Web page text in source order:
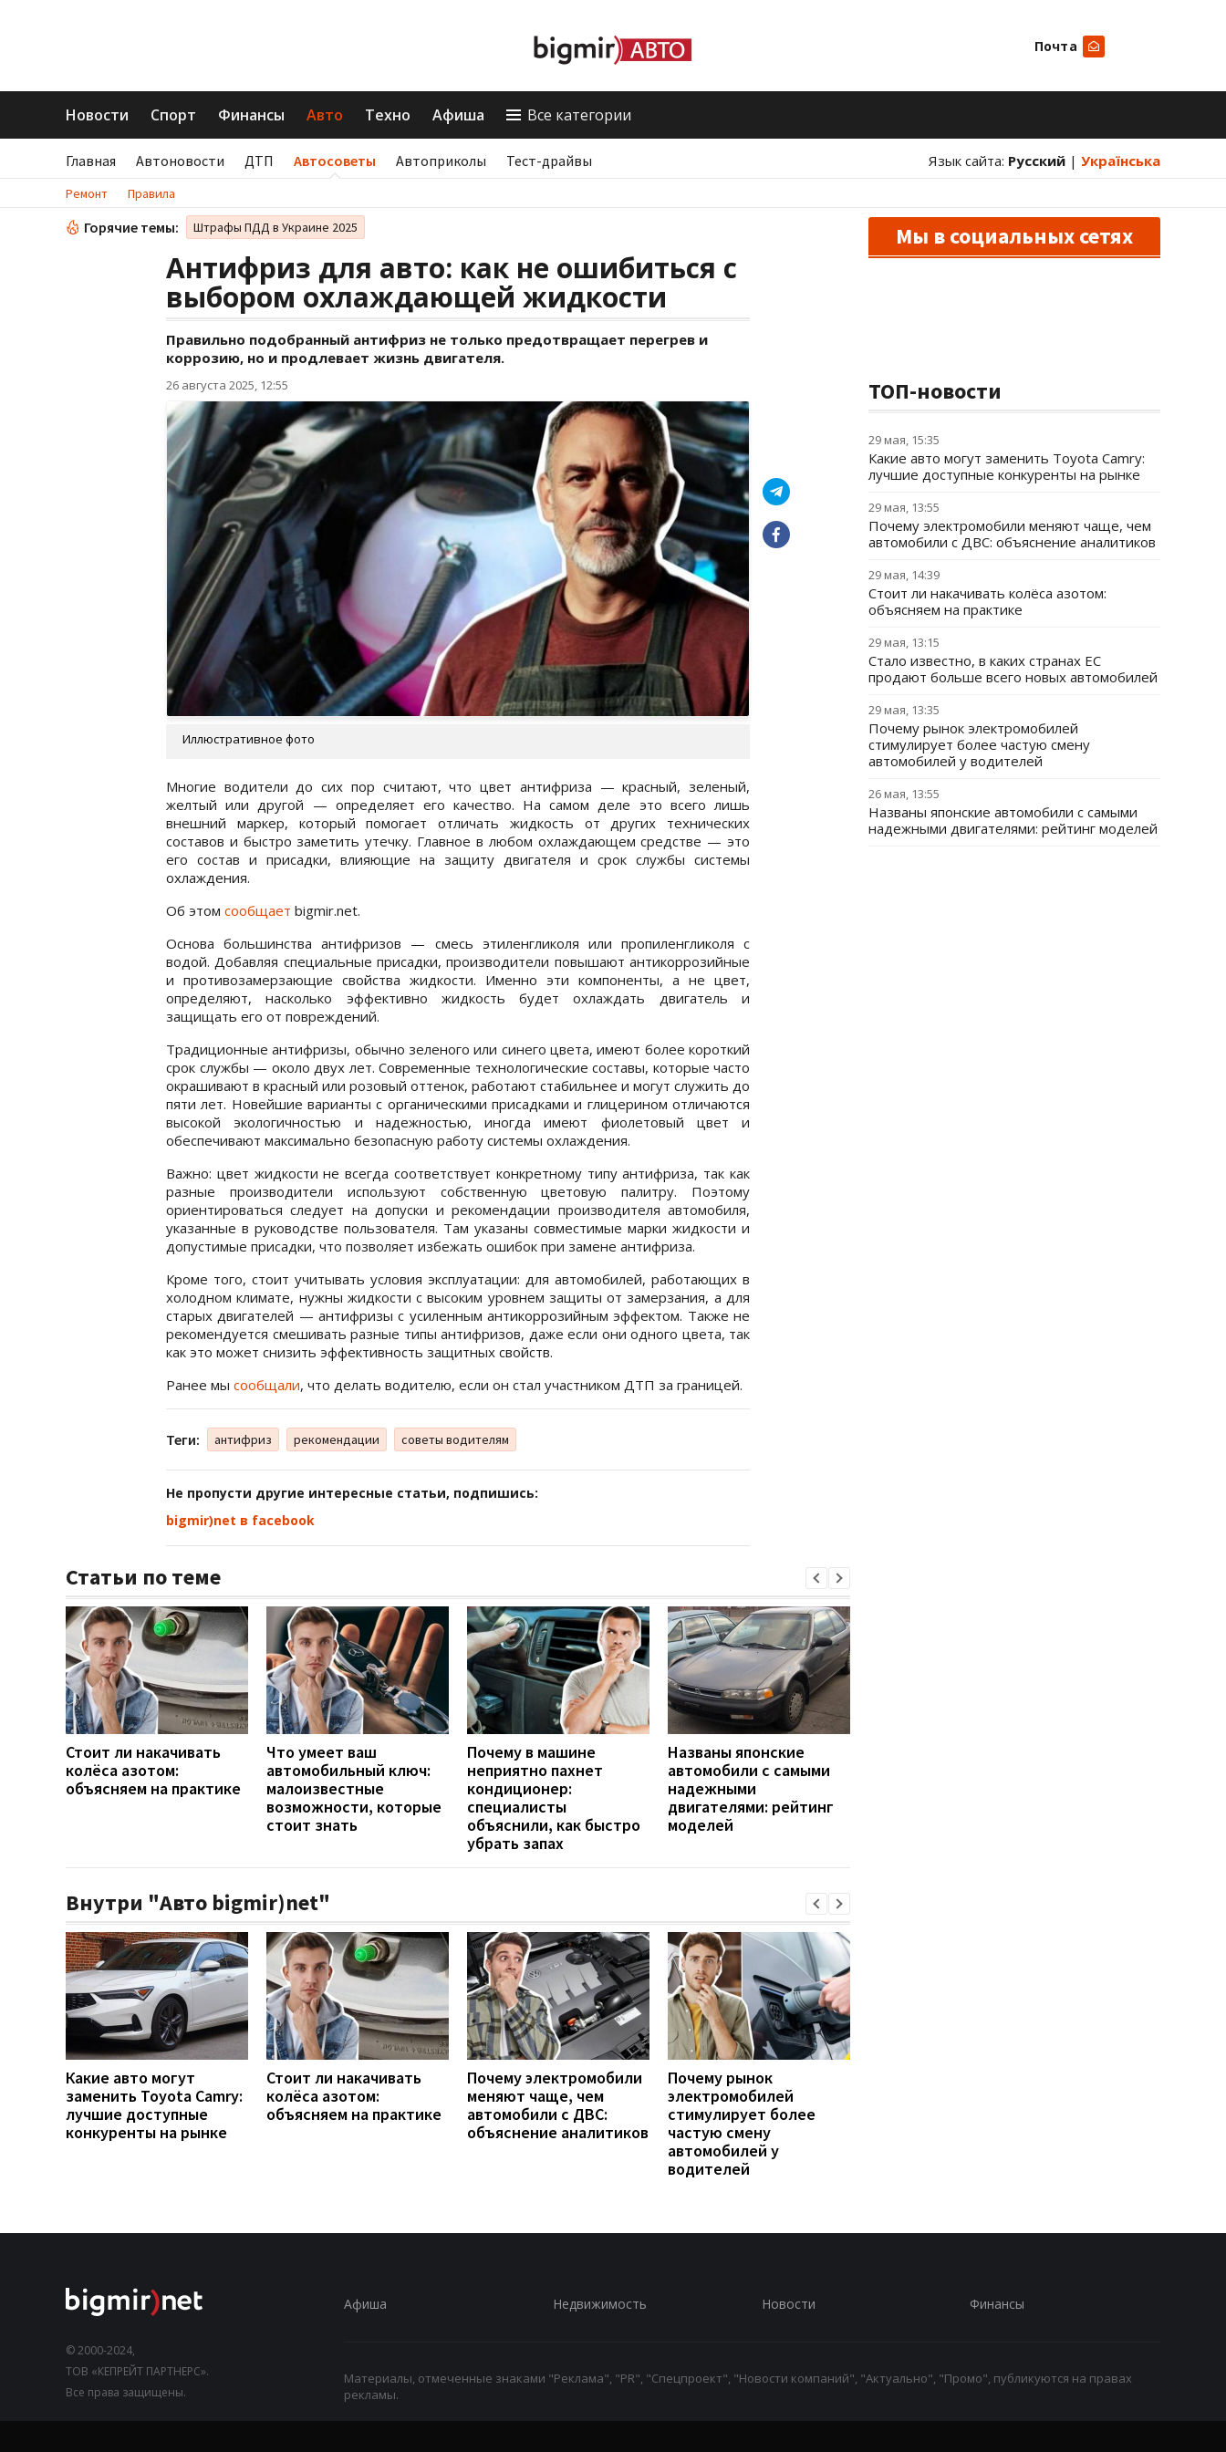
Почта
Новости Спорт Финансы Авто Техно Афиша Все категории
Главная Автоновости ДТП Автосоветы Автоприколы Тест-драйвы Язык сайта: Русский | Українська
Ремонт Правила
Горячие темы: Штрафы ПДД в Украине 2025
Антифриз для авто: как не ошибиться с
выбором охлаждающей жидкости
Правильно подобранный антифриз не только предотвращает перегрев и
коррозию, но и продлевает жизнь двигателя.
26 августа 2025, 12:55
Иллюстративное фото
Многие водители до сих пор считают, что цвет антифриза — красный, зеленый,
желтый или другой — определяет его качество. На самом деле это всего лишь
внешний маркер, который помогает отличать жидкость от других технических
составов и быстро заметить утечку. Главное в любом охлаждающем средстве — это
его состав и присадки, влияющие на защиту двигателя и срок службы системы
охлаждения.
Об этом сообщает bigmir.net.
Основа большинства антифризов — смесь этиленгликоля или пропиленгликоля с
водой. Добавляя специальные присадки, производители повышают антикоррозийные
и противозамерзающие свойства жидкости. Именно эти компоненты, а не цвет,
определяют, насколько эффективно жидкость будет охлаждать двигатель и
защищать его от повреждений.
Традиционные антифризы, обычно зеленого или синего цвета, имеют более короткий
срок службы — около двух лет. Современные технологические составы, которые часто
окрашивают в красный или розовый оттенок, работают стабильнее и могут служить до
пяти лет. Новейшие варианты с органическими присадками и глицерином отличаются
высокой экологичностью и надежностью, иногда имеют фиолетовый цвет и
обеспечивают максимально безопасную работу системы охлаждения.
Важно: цвет жидкости не всегда соответствует конкретному типу антифриза, так как
разные производители используют собственную цветовую палитру. Поэтому
ориентироваться следует на допуски и рекомендации производителя автомобиля,
указанные в руководстве пользователя. Там указаны совместимые марки жидкости и
допустимые присадки, что позволяет избежать ошибок при замене антифриза.
Кроме того, стоит учитывать условия эксплуатации: для автомобилей, работающих в
холодном климате, нужны жидкости с высоким уровнем защиты от замерзания, а для
старых двигателей — антифризы с усиленным антикоррозийным эффектом. Также не
рекомендуется смешивать разные типы антифризов, даже если они одного цвета, так
как это может снизить эффективность защитных свойств.
Ранее мы сообщали, что делать водителю, если он стал участником ДТП за границей.
Теги: антифриз рекомендации советы водителям
Не пропусти другие интересные статьи, подпишись:
bigmir)net в facebook
Статьи по теме
Стоит ли накачивать
колёса азотом:
объясняем на практике
Что умеет ваш
автомобильный ключ:
малоизвестные
возможности, которые
стоит знать
Почему в машине
неприятно пахнет
кондиционер:
специалисты
объяснили, как быстро
убрать запах
Названы японские
автомобили с самыми
надежными
двигателями: рейтинг
моделей
Внутри "Авто bigmir)net"
Какие авто могут
заменить Toyota Camry:
лучшие доступные
конкуренты на рынке
Стоит ли накачивать
колёса азотом:
объясняем на практике
Почему электромобили
меняют чаще, чем
автомобили с ДВС:
объяснение аналитиков
Почему рынок
электромобилей
стимулирует более
частую смену
автомобилей у
водителей
Мы в социальных сетях
ТОП-новости
29 мая, 15:35
Какие авто могут заменить Toyota Camry:
лучшие доступные конкуренты на рынке
29 мая, 13:55
Почему электромобили меняют чаще, чем
автомобили с ДВС: объяснение аналитиков
29 мая, 14:39
Стоит ли накачивать колёса азотом:
объясняем на практике
29 мая, 13:15
Стало известно, в каких странах ЕС
продают больше всего новых автомобилей
29 мая, 13:35
Почему рынок электромобилей
стимулирует более частую смену
автомобилей у водителей
26 мая, 13:55
Названы японские автомобили с самыми
надежными двигателями: рейтинг моделей
© 2000-2024,
ТОВ «КЕПРЕЙТ ПАРТНЕРС».
Все права защищены.
Афиша Недвижимость Новости Финансы
Материалы, отмеченные знаками "Реклама", "PR", "Спецпроект", "Новости компаний", "Актуально", "Промо", публикуются на правах
рекламы.